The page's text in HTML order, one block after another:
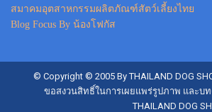
สมาคมอุตสาหกรรมผลิตภัณฑ์สัตว์เลี้ยงไทย
Blog Focus By น้องโฟกัส
© Copyright © 2005 By THAILAND DOG
ขอสงวนสิทธิ์ในการเผยแพร่รูปภาพ และบ
THAILAND DOG